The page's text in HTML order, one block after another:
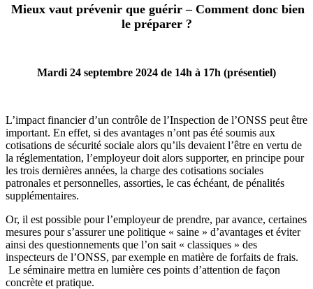
Mieux vaut prévenir que guérir – Comment donc bien
le préparer ?
Mardi 24 septembre 2024 de 14h à 17h (présentiel)
L’impact financier d’un contrôle de l’Inspection de l’ONSS peut être
important. En effet, si des avantages n’ont pas été soumis aux
cotisations de sécurité sociale alors qu’ils devaient l’être en vertu de
la réglementation, l’employeur doit alors supporter, en principe pour
les trois dernières années, la charge des cotisations sociales
patronales et personnelles, assorties, le cas échéant, de pénalités
supplémentaires.
Or, il est possible pour l’employeur de prendre, par avance, certaines
mesures pour s’assurer une politique « saine » d’avantages et éviter
ainsi des questionnements que l’on sait « classiques » des
inspecteurs de l’ONSS, par exemple en matière de forfaits de frais.
Le séminaire mettra en lumière ces points d’attention de façon
concrète et pratique.